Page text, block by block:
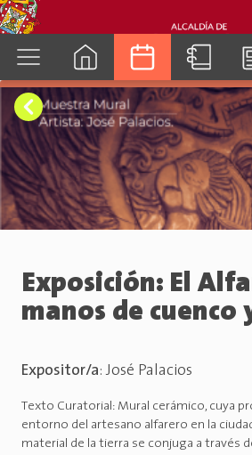
cuenca.gob.ec
Exposición: El
manos de cuenco
Expositor/a: José Palacios
Texto Curatorial: Mural cerámico, cuya
entorno del artesano alfarero en la
material de la tierra se conjuga a través